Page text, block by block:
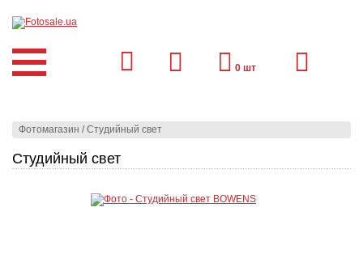
Фотомагазин /Студийный свет
Студийный свет
0 шт